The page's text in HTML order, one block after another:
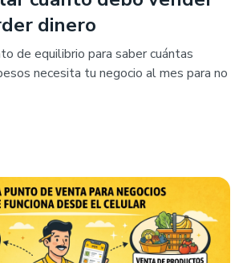
dinero
de equilibrio para saber cuántas
necesita tu negocio al mes para no